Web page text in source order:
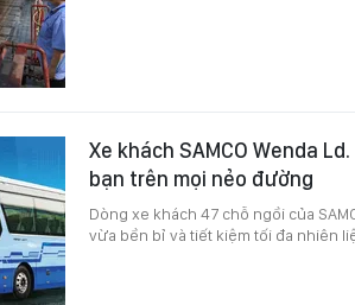
Xe khách SAMCO Wenda
bạn trên mọi nẻo đường
Dòng xe khách 47 chỗ ngồi của
vừa bền bỉ và tiết kiệm tối đa nhiên